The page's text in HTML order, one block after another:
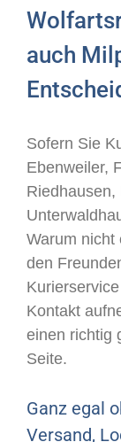
auch
Sofern Sie
Ebenweiler,
Riedhausen,
Warum nicht
den
Kontakt
einen richtig
Seite.
Ganz egal
Versand,